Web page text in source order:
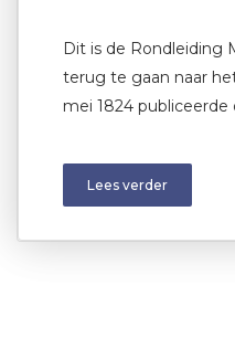
Dit is de Rondleiding
terug te gaan naar
mei 1824
Lees verder